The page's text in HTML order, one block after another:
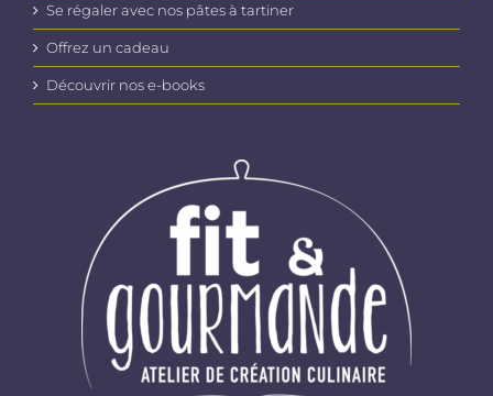
Se régaler avec nos pâtes à tartiner
Offrez un cadeau
Découvrir nos e-books